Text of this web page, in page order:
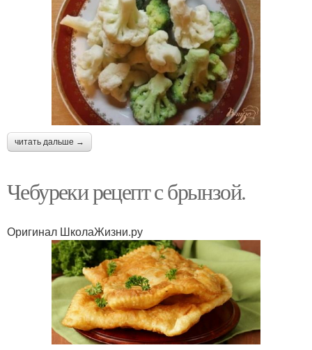
читать дальше →
Чебуреки рецепт с брынзой.
Оригинал ШколаЖизни.ру